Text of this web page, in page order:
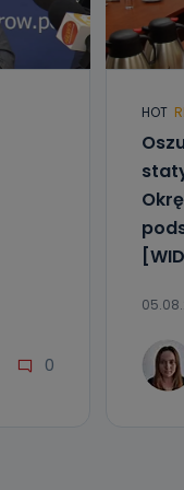
Do czasu
Jakie
Państwa (lub
źródeł
adres
oraz
Jak
Można to
0
HOT